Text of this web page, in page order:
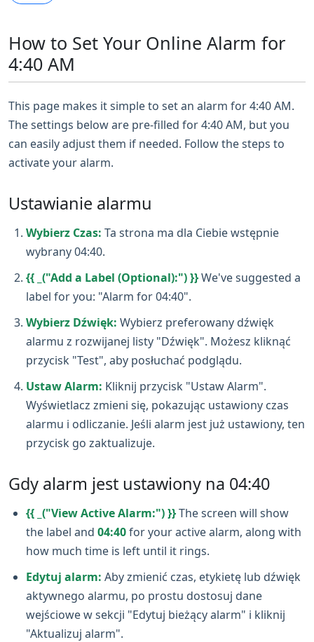
How to Set Your Online Alarm for
4:40 AM
This page makes it simple to set an alarm for 4:40 AM.
The settings below are pre-filled for 4:40 AM, but you
can easily adjust them if needed. Follow the steps to
activate your alarm.
Ustawianie alarmu
Wybierz Czas: Ta strona ma dla Ciebie wstępnie
wybrany 04:40.
{{ _("Add a Label (Optional):") }}We've suggested a
label for you: "Alarm for 04:40".
Wybierz Dźwięk: Wybierz preferowany dźwięk
alarmu z rozwijanej listy "Dźwięk". Możesz kliknąć
przycisk "Test", aby posłuchać podglądu.
Ustaw Alarm: Kliknij przycisk "Ustaw Alarm".
Wyświetlacz zmieni się, pokazując ustawiony czas
alarmu i odliczanie. Jeśli alarm jest już ustawiony, ten
przycisk go zaktualizuje.
Gdy alarm jest ustawiony na 04:40
{{ _("View Active Alarm:") }}The screen will show
the label and 04:40for your active alarm, along with
how much time is left until it rings.
Edytuj alarm: Aby zmienić czas, etykietę lub dźwięk
aktywnego alarmu, po prostu dostosuj dane
wejściowe w sekcji "Edytuj bieżący alarm" i kliknij
"Aktualizuj alarm".